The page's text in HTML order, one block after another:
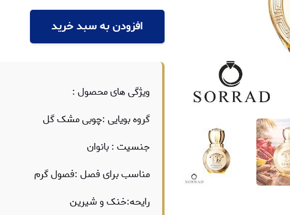
افزودن به سبد خرید
ویژگی های محصول :
گروه بویایی :چوبی مشک گل
جنسیت : بانوان
مناسب برای فصل :فصول گرم
رایحه:خنک و شیرین